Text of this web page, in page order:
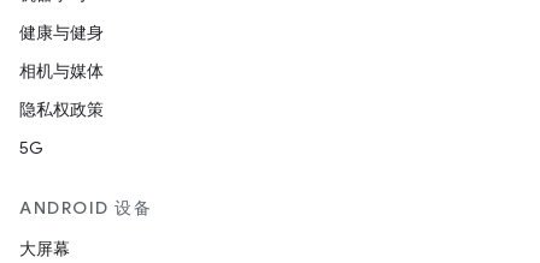
健康与健身
相机与媒体
隐私权政策
5G
ANDROID 设备
大屏幕